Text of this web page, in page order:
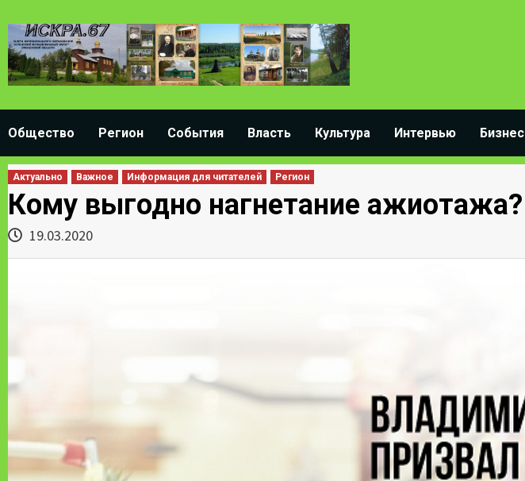
to
content
Общество Регион События Власть Культура Интервью Бизнес
Актуально Важное Информация для читателей Регион
Кому выгодно нагнетание ажиотажа?
19.03.2020